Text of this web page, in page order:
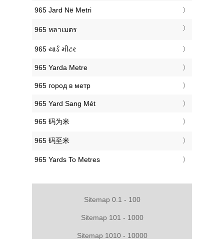
‎965 Jard Në Metri
‎965 หลาเมตร
‎965 યાર્ડ મીટર
‎965 Yarda Metre
‎965 город в метр
‎965 Yard Sang Mét
‎965 码为米
‎965 码至米
‎965 Yards To Metres
Sitemap 0.1 - 100
Sitemap 101 - 1000
Sitemap 1010 - 10000